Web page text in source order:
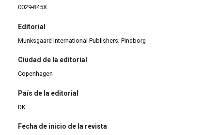
0029-845X
Editorial
Munksgaard International Publishers; Pindborg
Ciudad de la editorial
Copenhagen
País de la editorial
DK
Fecha de inicio de la revista